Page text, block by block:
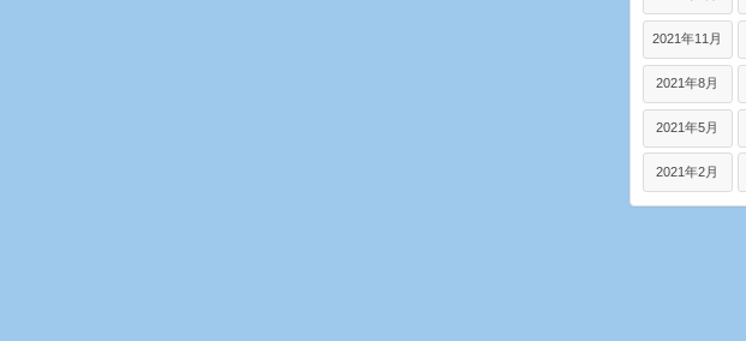
2021年11月
2021年8月
2021年5月
2021年2月